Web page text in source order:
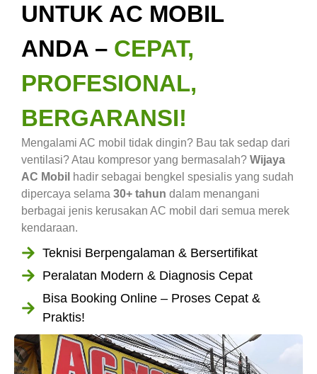
UNTUK AC MOBIL
ANDA – CEPAT,
PROFESIONAL,
BERGARANSI!
Mengalami AC mobil tidak dingin? Bau tak sedap dari
ventilasi? Atau kompresor yang bermasalah? Wijaya
AC Mobil hadir sebagai bengkel spesialis yang sudah
dipercaya selama 30+ tahun dalam menangani
berbagai jenis kerusakan AC mobil dari semua merek
kendaraan.
Teknisi Berpengalaman & Bersertifikat
Peralatan Modern & Diagnosis Cepat
Bisa Booking Online – Proses Cepat &
Praktis!